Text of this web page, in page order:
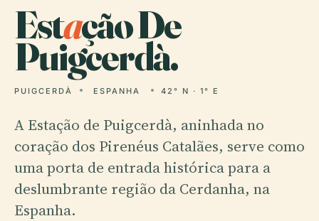
Estação De
Puigcerdà.
PUIGCERDÀ ESPANHA 42° N · 1° E
A Estação de Puigcerdà, aninhada no
coração dos Pirenéus Catalães, serve como
uma porta de entrada histórica para a
deslumbrante região da Cerdanha, na
Espanha.